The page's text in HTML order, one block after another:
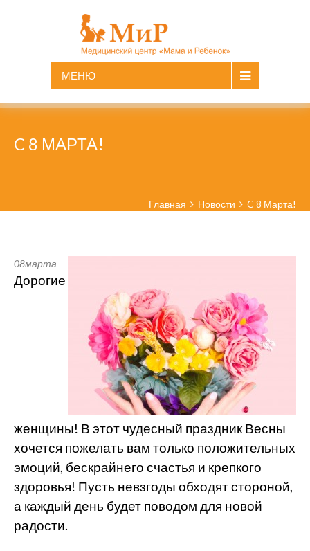
МЕНЮ
C 8 МАРТА!
Главная Новости C 8 Марта!
08марта
Дорогие
женщины! В этот чудесный праздник Весны
хочется пожелать вам только положительных
эмоций, бескрайнего счастья и крепкого
здоровья! Пусть невзгоды обходят стороной,
а каждый день будет поводом для новой
радости.